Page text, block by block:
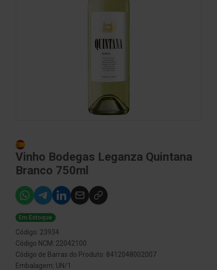
Vinho Bodegas Leganza Quintana
Branco 750ml
Em Estoque
Código: 23934
Código NCM: 22042100
Código de Barras do Produto: 8412048002007
Embalagem: UN/1